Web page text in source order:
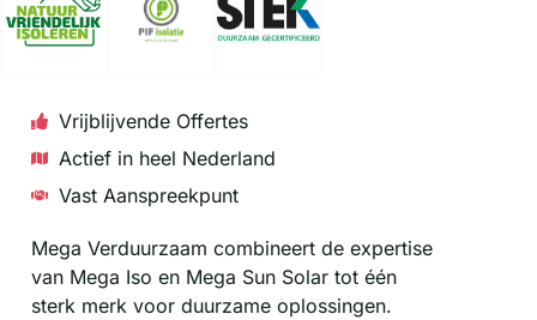
Vrijblijvende Offertes
Actief in heel Nederland
Vast Aanspreekpunt
Mega Verduurzaam combineert de expertise
van Mega Iso en Mega Sun Solar tot één
sterk merk voor duurzame oplossingen.